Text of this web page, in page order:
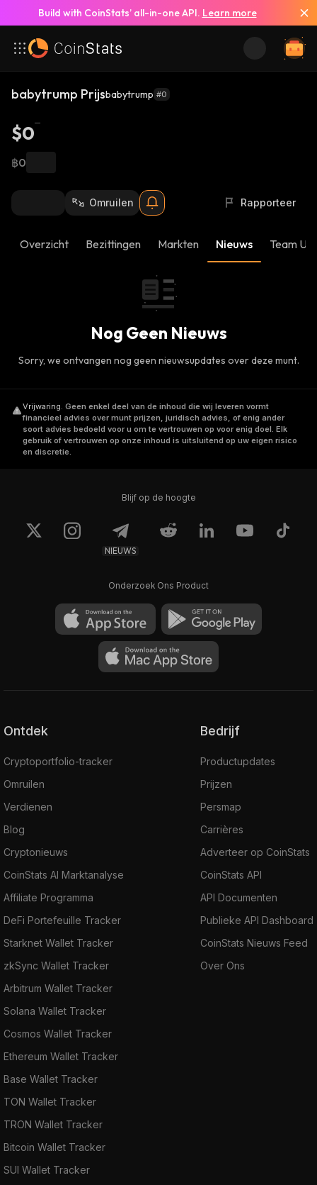
Build with CoinStats’ all-in-one API. Learn more
babytrump Prijsbabytrump #0
$0
฿0
Omruilen Rapporteer
Overzicht Bezittingen Markten Nieuws Team
Nog Geen Nieuws
Sorry, we ontvangen nog geen nieuwsupdates over deze munt.
Vrijwaring. Geen enkel deel van de inhoud die wij leveren vormt
financieel advies over munt prijzen, juridisch advies, of enig ander
soort advies bedoeld voor u om te vertrouwen op voor enig doel. Elk
gebruik of vertrouwen op onze inhoud is uitsluitend op uw eigen risico
en discretie.
Blijf op de hoogte
NIEUWS
Onderzoek Ons Product
Ontdek
Cryptoportfolio-tracker
Omruilen
Verdienen
Blog
Cryptonieuws
CoinStats AI Marktanalyse
Affiliate Programma
DeFi Portefeuille Tracker
Starknet Wallet Tracker
zkSync Wallet Tracker
Arbitrum Wallet Tracker
Solana Wallet Tracker
Cosmos Wallet Tracker
Ethereum Wallet Tracker
Base Wallet Tracker
TON Wallet Tracker
TRON Wallet Tracker
Bitcoin Wallet Tracker
SUI Wallet Tracker
Bedrijf
Productupdates
Prijzen
Persmap
Carrières
Adverteer op CoinStats
CoinStats API
API Documenten
Publieke API Dashboard
CoinStats Nieuws Feed
Over Ons